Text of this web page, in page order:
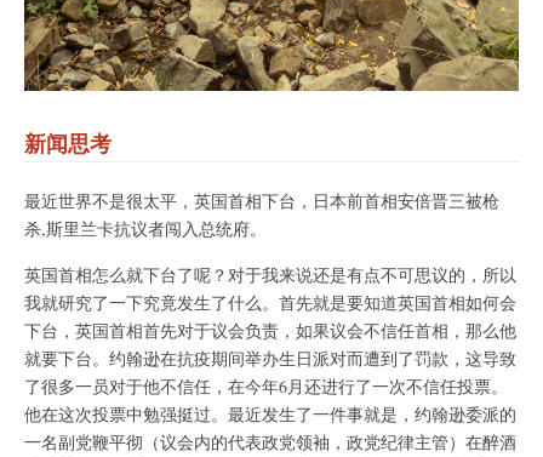
新闻思考
最近世界不是很太平，英国首相下台，日本前首相安倍晋三被枪
杀,斯里兰卡抗议者闯入总统府。
英国首相怎么就下台了呢？对于我来说还是有点不可思议的，所以
我就研究了一下究竟发生了什么。首先就是要知道英国首相如何会
下台，英国首相首先对于议会负责，如果议会不信任首相，那么他
就要下台。约翰逊在抗疫期间举办生日派对而遭到了罚款，这导致
了很多一员对于他不信任，在今年6月还进行了一次不信任投票。
他在这次投票中勉强挺过。最近发生了一件事就是，约翰逊委派的
一名副党鞭平彻（议会内的代表政党领袖，政党纪律主管）在醉酒